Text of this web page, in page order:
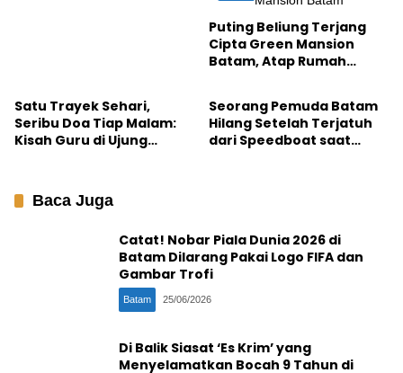
Puting Beliung Terjang
Cipta Green Mansion
Batam, Atap Rumah
Satu Trayek Sehari,
Seribu Doa Tiap Malam:
Kisah Guru di Ujung
Batam
Seorang Pemuda Batam
Hilang Setelah Terjatuh
dari Speedboat saat
Baca Juga
Catat! Nobar Piala Dunia 2026 di
Batam Dilarang Pakai Logo FIFA dan
Gambar Trofi
Batam 25/06/2026
Di Balik Siasat ‘Es Krim’ yang
Menyelamatkan Bocah 9 Tahun di